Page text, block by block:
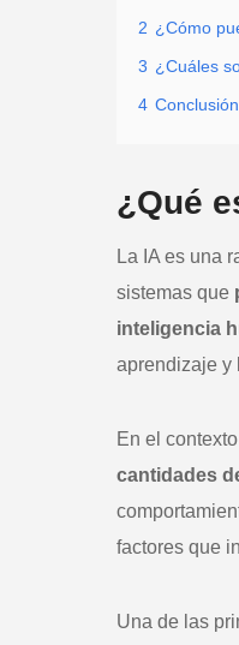
2 ¿Cómo
3 ¿Cuáles
4 Conclusión
¿Qué
La IA es una
sistemas que
inteligencia
aprendizaje y
En el
cantidades
factores que
Una de las